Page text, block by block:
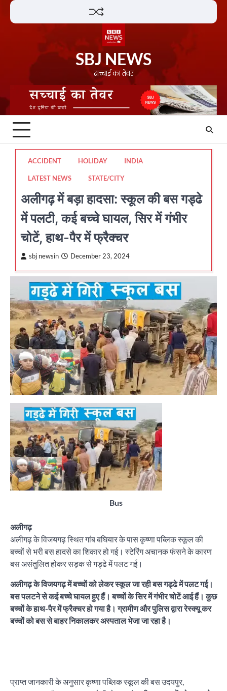
Skip
SBJ NEWS
सच्चाई का तेवर
ACCIDENT HOLIDAY INDIA
LATEST NEWS STATE/CITY
अलीगढ़ में बड़ा हादसा: स्कूल की बस गड्ढे
में पलटी, कई बच्चे घायल, सिर में गंभीर
चोटें, हाथ-पैर में फ्रैक्चर
sbj newsin December 23, 2024
Bus
अलीगढ़
अलीगढ़ के विजयगढ़ स्थित गांब बघियार के पास कृष्णा पब्लिक स्कूल की
बच्चों से भरी बस हादसे का शिकार हो गई। स्टेरिंग अचानक फंसने के कारण
बस असंतुलित होकर सड़क से गड्ढे में पलट गई।
अलीगढ़ के विजयगढ़ में बच्चों को लेकर स्कूल जा रही बस गड्ढे में पलट गई।
बस पलटने से कई बच्चे घायल हुए हैं। बच्चों के सिर में गंभीर चोटें आई हैं। कुछ
बच्चों के हाथ-पैर में फ्रैक्चर हो गया है। ग्रामीण और पुलिस द्वारा रेस्क्यू कर
बच्चों को बस से बाहर निकालकर अस्पताल भेजा जा रहा है।
प्राप्त जानकारी के अनुसार कृष्णा पब्लिक स्कूल की बस उदयपुर,